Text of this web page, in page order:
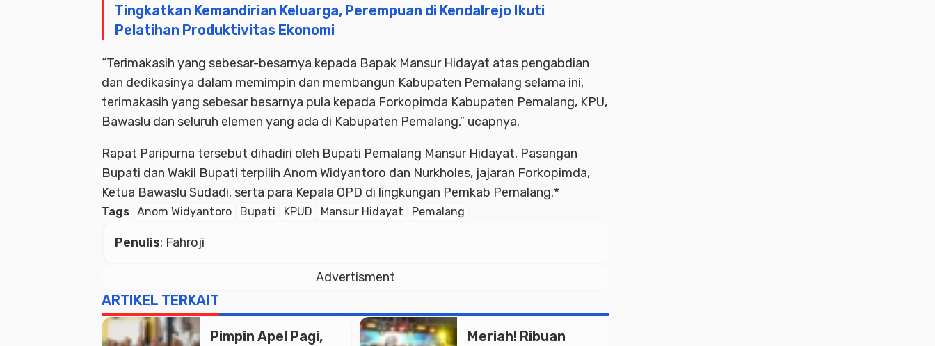
Tingkatkan Kemandirian Keluarga, Perempuan di Kendalrejo Ikuti
Pelatihan Produktivitas Ekonomi
“Terimakasih yang sebesar-besarnya kepada Bapak Mansur Hidayat atas pengabdian
dan dedikasinya dalam memimpin dan membangun Kabupaten Pemalang selama ini,
terimakasih yang sebesar besarnya pula kepada Forkopimda Kabupaten Pemalang, KPU,
Bawaslu dan seluruh elemen yang ada di Kabupaten Pemalang,” ucapnya.
Rapat Paripurna tersebut dihadiri oleh Bupati Pemalang Mansur Hidayat, Pasangan
Bupati dan Wakil Bupati terpilih Anom Widyantoro dan Nurkholes, jajaran Forkopimda,
Ketua Bawaslu Sudadi, serta para Kepala OPD di lingkungan Pemkab Pemalang.*
Tags Anom Widyantoro Bupati KPUD Mansur Hidayat Pemalang
Penulis: Fahroji
Advertisment
ARTIKEL TERKAIT
Pimpin Apel Pagi,
Meriah! Ribuan